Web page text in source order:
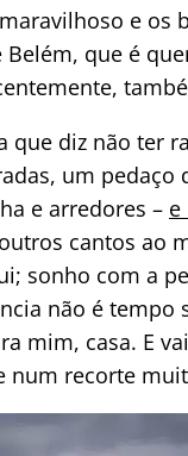
e os
que é
que diz não ter
um
e arredores – e
cantos ao
sonho com a
não é tempo
mim, casa. E
recorte